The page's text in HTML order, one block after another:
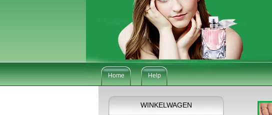
Home Help
WINKELWAGEN